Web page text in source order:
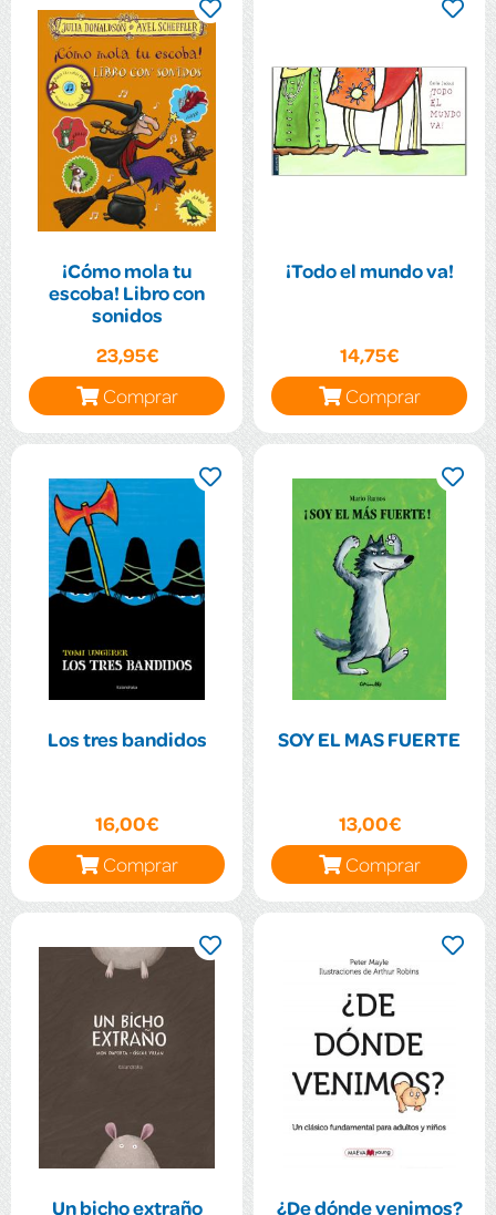
¡Cómo mola tu
escoba! Libro con
sonidos
23,95€
Comprar
¡Todo el mundo va!
14,75€
Comprar
Los tres bandidos
16,00€
Comprar
SOY EL MAS FUERTE
13,00€
Comprar
Un bicho extraño ¿De dónde venimos?